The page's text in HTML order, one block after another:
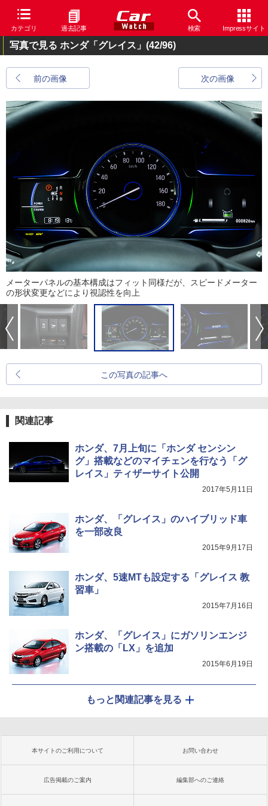
カテゴリ 過去記事 検索 Impressサイト
写真で見る ホンダ「グレイス」 (42/96)
前の画像 次の画像
メーターパネルの基本構成はフィット同様だが、スピードメーター
の形状変更などにより視認性を向上
この写真の記事へ
関連記事
ホンダ、7月上旬に「ホンダ センシン
グ」搭載などのマイチェンを行なう「グ
レイス」ティザーサイト公開
2017年5月11日
ホンダ、「グレイス」のハイブリッド車
を一部改良
2015年9月17日
ホンダ、5速MTも設定する「グレイス 教
習車」
2015年7月16日
ホンダ、「グレイス」にガソリンエンジ
ン搭載の「LX」を追加
2015年6月19日
もっと関連記事を見る
本サイトのご利用について お問い合わせ
広告掲載のご案内 編集部へのご連絡